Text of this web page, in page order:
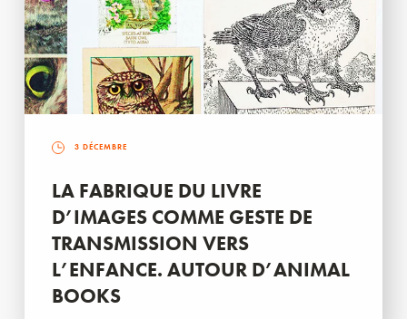
3 DÉCEMBRE
LA FABRIQUE DU LIVRE
D’IMAGES COMME GESTE DE
TRANSMISSION VERS
L’ENFANCE. AUTOUR D’ANIMAL
BOOKS